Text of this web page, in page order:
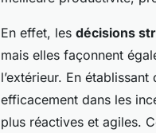
En effet, les décisions
mais elles façonnent
l’extérieur. En
efficacement dans les
plus réactives et agiles.